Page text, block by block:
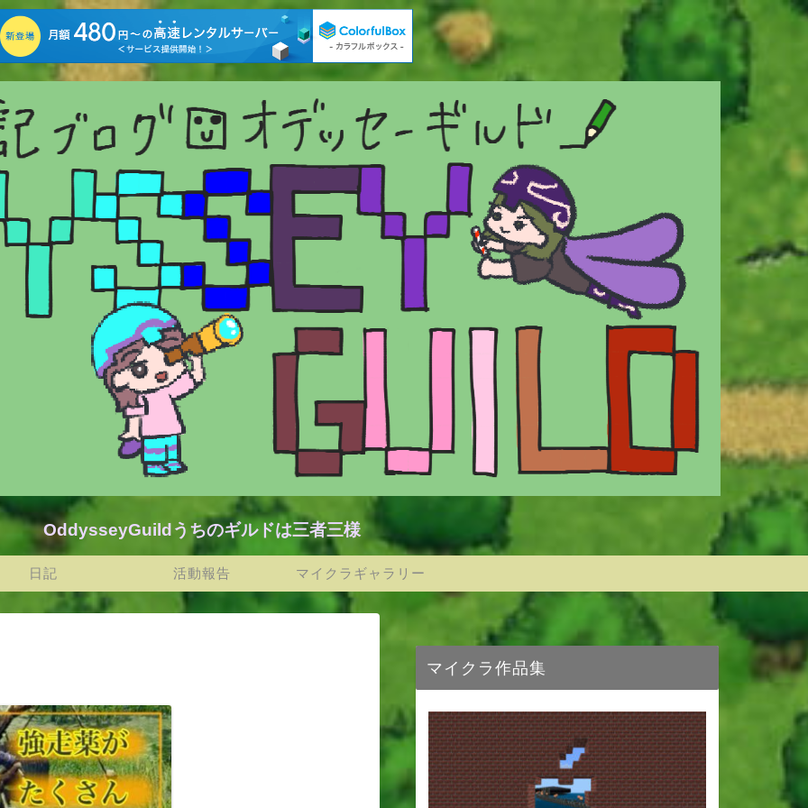
OddysseyGuildうちのギルドは三者三様
日記 活動報告 マイクラギャラリー
マイクラ作品集